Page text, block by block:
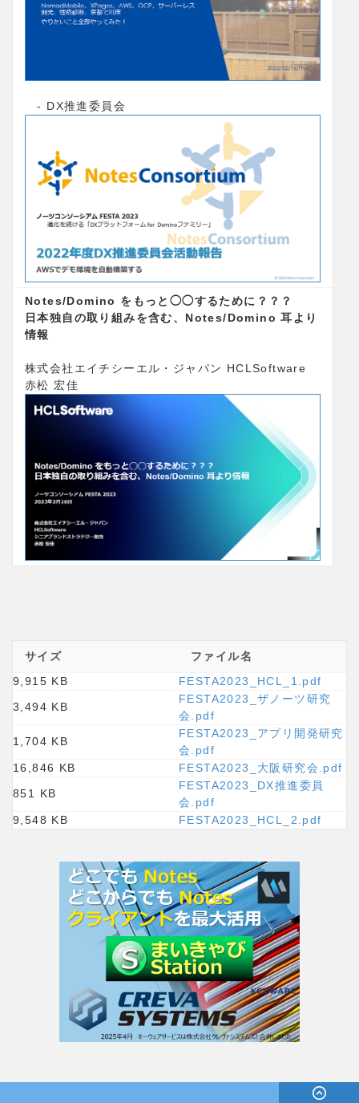
- DX推進委員会
Notes/Domino をもっと◯◯するために？？？
日本独自の取り組みを含む、Notes/Domino 耳より
情報
株式会社エイチシーエル・ジャパン HCLSoftware
赤松 宏佳
サイズ
ファイル名
9,915 KB
FESTA2023_HCL_1.pdf
3,494 KB
FESTA2023_ザノーツ研究
会.pdf
1,704 KB
FESTA2023_アプリ開発研究
会.pdf
16,846 KB
FESTA2023_大阪研究会.pdf
851 KB
FESTA2023_DX推進委員
会.pdf
9,548 KB
FESTA2023_HCL_2.pdf